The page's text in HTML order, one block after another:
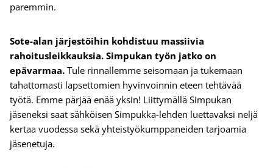
paremmin.
Sote-alan järjestöihin kohdistuu massiivia
rahoitusleikkauksia. Simpukan työn jatko on
epävarmaa. Tule rinnallemme seisomaan ja tukemaan
tahattomasti lapsettomien hyvinvoinnin eteen tehtävää
työtä. Emme pärjää enää yksin! Liittymällä Simpukan
jäseneksi saat sähköisen Simpukka-lehden luettavaksi neljä
kertaa vuodessa sekä yhteistyökumppaneiden tarjoamia
jäsenetuja.